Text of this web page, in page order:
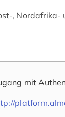
, Nordafrika-
mit